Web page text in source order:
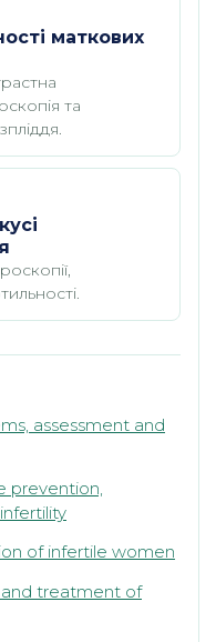
маткових
та
assessment and
prevention,
of infertile women
and treatment of